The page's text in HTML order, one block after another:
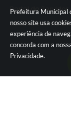
Prefeitura Municipal
nosso site usa
experiência de
concorda com a
Privacidade.
Portal do
Usuário Interno
SISCON
1doc Legado